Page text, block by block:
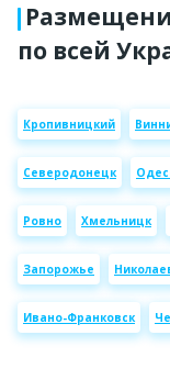
по всей
Кропивницкий
Северодонецк
Ровно Хмельницк
Запорожье
Ивано-Франковск